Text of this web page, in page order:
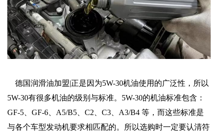
德国润滑油加盟|正是因为5W-30机油使用的广泛性，所以
5W-30有很多机油的级别与标准。5W-30的机油标准包含：
GF-5、GF-6、A5/B5、C2、C3、A3/B4 等，而这些标准是
与各个车型发动机要求相匹配的。所以选购时一定要认清符